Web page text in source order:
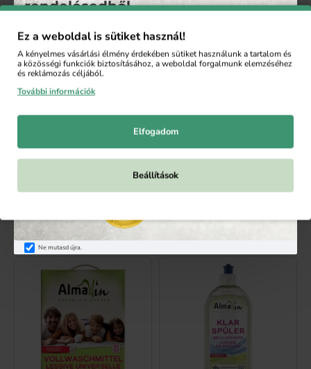
rendelésedből
Iratkozz fel a hírlevelünkre, hogy 5 % kedvezményt
kapj az első rendelésedből. A feliratkozás után
automatikusan küldjük a kedvezménykupont.
mail:
KÜLDÉS
Adatvédelmi szabályzat
szabályzatot.
Ne mutasd újra.
AlmaWin mosópor színes
ruhákhoz, hársfavirág, 2kg
8 500 Ft
KOSÁRBA
AlmaWin nagy
hatékonyságú mosópor,
Ez a weboldal is sütiket használ!
A kényelmes vásárlási élmény érdekében sütiket használunk a tartalom és
a közösségi funkciók biztosításához, a weboldal forgalmunk elemzéséhez
és reklámozás céljából.
További információk
Elfogadom
Beállítások